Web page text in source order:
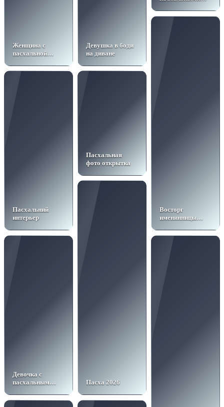
Женщина с
пасхальной
Девушка в боди
на диване
Восторг
именинницы
Пасхальний
интерьер
Пасхальная
фото открытка
Пасха 2026
Девочка с
пасхальным